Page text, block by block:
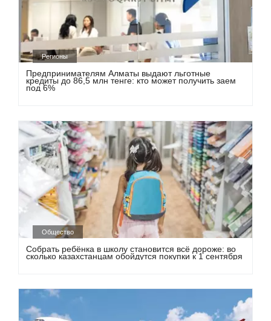
Регионы
Предпринимателям Алматы выдают льготные
кредиты до 86,5 млн тенге: кто может получить заем
под 6%
Общество
Собрать ребёнка в школу становится всё дороже: во
сколько казахстанцам обойдутся покупки к 1 сентября